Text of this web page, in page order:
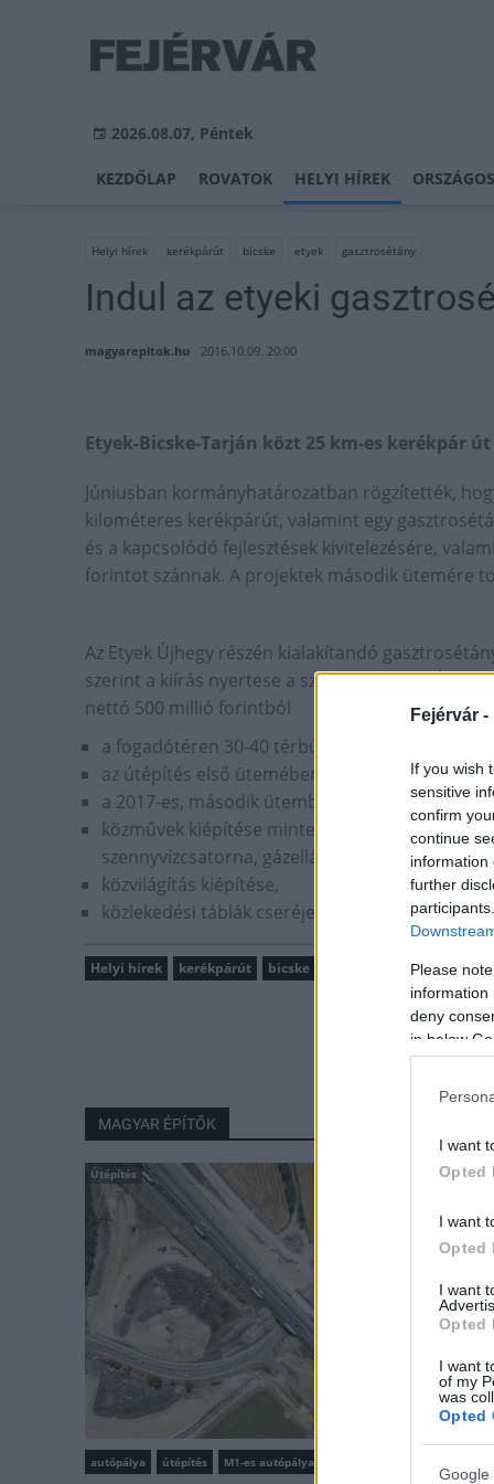
Fejérvár -
If you wish
sensitive
confirm
continue
information
further
Please
information
deny
in below
I want
Opted
I want
Opted
I want
Opted
I want
of my
was
Opted
Google
2026.08.07, Péntek
KEZDŐLAP ROVATOK HELYI HÍREK
Helyi hírek kerékpárút bicske etyek gasztrosétány
Indul az etyeki
magyarepitok.hu 2016.10.09. 20:00
Etyek-Bicske-Tarján közt 25 km-es kerékpár
Júniusban kormányhatározatban rögzítették,
kilométeres kerékpárút, valamint egy
és a kapcsolódó fejlesztések kivitelezésére,
forintot szánnak. A projektek második ütemére
Az Etyek Újhegy részén kialakítandó
szerint a kiírás nyertese a székesfehérvári
nettó 500 millió forintból
a fogadótéren 30-40 térbútor elhelyezése,
az útépítés első ütemében, 2016-ban 2
a 2017-es, második ütemben 800 méter
közművek kiépítése mintegy 1 kilométer
szennyvízcsatorna, gázellátó hálózat,
közvilágítás kiépítése,
közlekedési táblák cseréje, pótlása.
Helyi hírek kerékpárút bicske gasztrosétány
MAGYAR ÉPÍTŐK
Útépítés
autópálya útépítés M1-es autópálya